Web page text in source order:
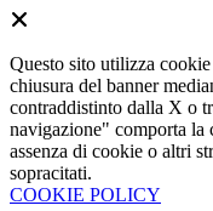
Questo sito utilizza
chiusura del banner
contraddistinto dalla X o
navigazione" comporta la
assenza di cookie o altri
sopracitati.
COOKIE POLICY